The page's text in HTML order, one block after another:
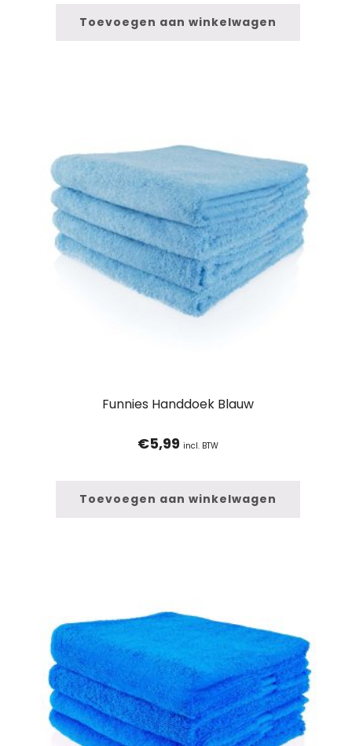
Toevoegen aan winkelwagen
Funnies Handdoek Blauw
€5,99 incl. BTW
Toevoegen aan winkelwagen